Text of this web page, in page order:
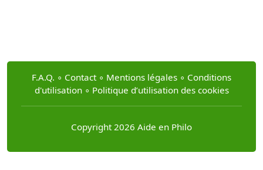
F.A.Q. ∘ Contact ∘ Mentions légales ∘ Conditions
d'utilisation∘ Politique d’utilisation des cookies
Copyright 2026 Aide en Philo